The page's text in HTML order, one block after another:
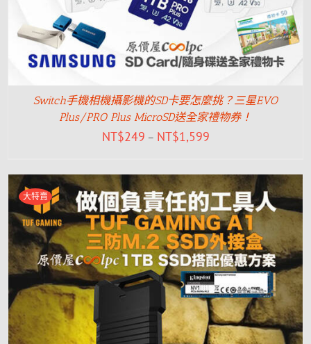
Switch手機相機攝影機的SD卡要怎麼挑？三星EVO
Plus/PRO Plus MicroSD送全家禮物券！
NT$249 – NT$1,599
大特賣